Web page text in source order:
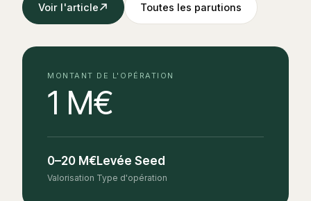
Voir l'article Toutes les parutions
MONTANT DE L'OPÉRATION
1 M€
0–20 M€
Valorisation
Levée Seed
Type d'opération